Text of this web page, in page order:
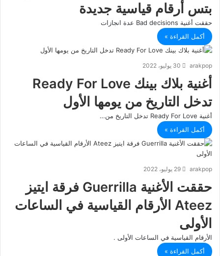
بتس أرقام قياسية جديدة
حققت أغنية Bad decisions عدة انجازات
أكمل القراءة »
arakpop 30 يوليو، 2022
أغنية بلاك بينك Ready For Love
تدخل التاريخ من يومها الأول
أغنية Ready For Love تدخل التاريخ من…
أكمل القراءة »
arakpop 29 يوليو، 2022
حققت الأغنية Guerrilla فرقة ايتيز
Ateez الأرقام القياسية في الساعات
الأولى
الأرقام القياسية في الساعات الأولى .
أكمل القراءة »